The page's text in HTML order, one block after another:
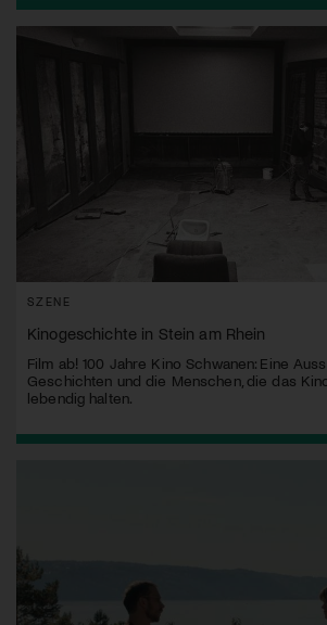
SZENE
Kinogeschichte in Stein am Rhein
Film ab! 100 Jahre Kino Schwanen: Eine
Geschichten und die Menschen, die das
lebendig halten.